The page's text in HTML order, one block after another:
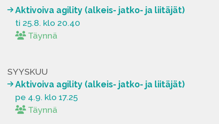
Aktivoiva agility (alkeis- jatko- ja liitäjät)
ti 25.8. klo 20.40
Täynnä
SYYSKUU
Aktivoiva agility (alkeis- jatko- ja liitäjät)
pe 4.9. klo 17.25
Täynnä